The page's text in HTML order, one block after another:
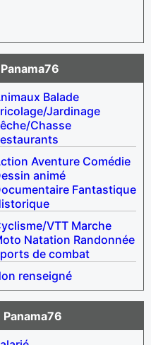
Balade
Jardinage
Chasse
Aventure Comédie
animé
Fantastique
VTT Marche
Natation Randonnée
de combat
renseigné